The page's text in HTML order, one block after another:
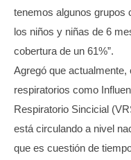
tenemos algunos grupos
los niños y niñas de 6
cobertura de un 61%”.
Agregó que
respiratorios como
Respiratorio Sincicial
está circulando a nivel
que es cuestión de